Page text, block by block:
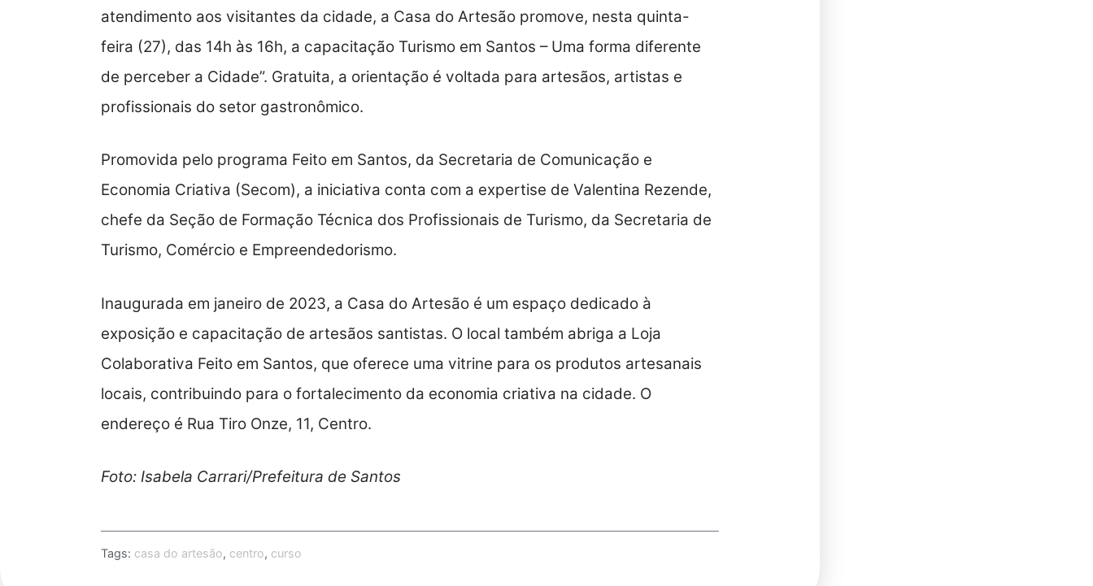
atendimento aos visitantes da cidade, a Casa do Artesão promove, nesta quinta-
feira (27), das 14h às 16h, a capacitação Turismo em Santos – Uma forma diferente
de perceber a Cidade”. Gratuita, a orientação é voltada para artesãos, artistas e
profissionais do setor gastronômico.
Promovida pelo programa Feito em Santos, da Secretaria de Comunicação e
Economia Criativa (Secom), a iniciativa conta com a expertise de Valentina Rezende,
chefe da Seção de Formação Técnica dos Profissionais de Turismo, da Secretaria de
Turismo, Comércio e Empreendedorismo.
Inaugurada em janeiro de 2023, a Casa do Artesão é um espaço dedicado à
exposição e capacitação de artesãos santistas. O local também abriga a Loja
Colaborativa Feito em Santos, que oferece uma vitrine para os produtos artesanais
locais, contribuindo para o fortalecimento da economia criativa na cidade. O
endereço é Rua Tiro Onze, 11, Centro.
Foto: Isabela Carrari/Prefeitura de Santos
Tags: casa do artesão, centro, curso